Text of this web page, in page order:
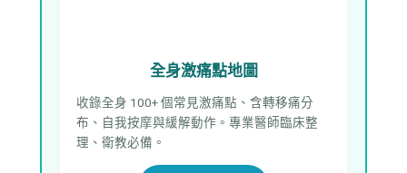
全身激痛點地圖
收錄全身 100+ 個常見激痛點、含轉移痛分
布、自我按摩與緩解動作。專業醫師臨床整
理、衛教必備。